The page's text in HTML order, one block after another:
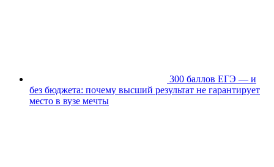
300 баллов ЕГЭ — и
без бюджета: почему высший результат не гарантирует
место в вузе мечты